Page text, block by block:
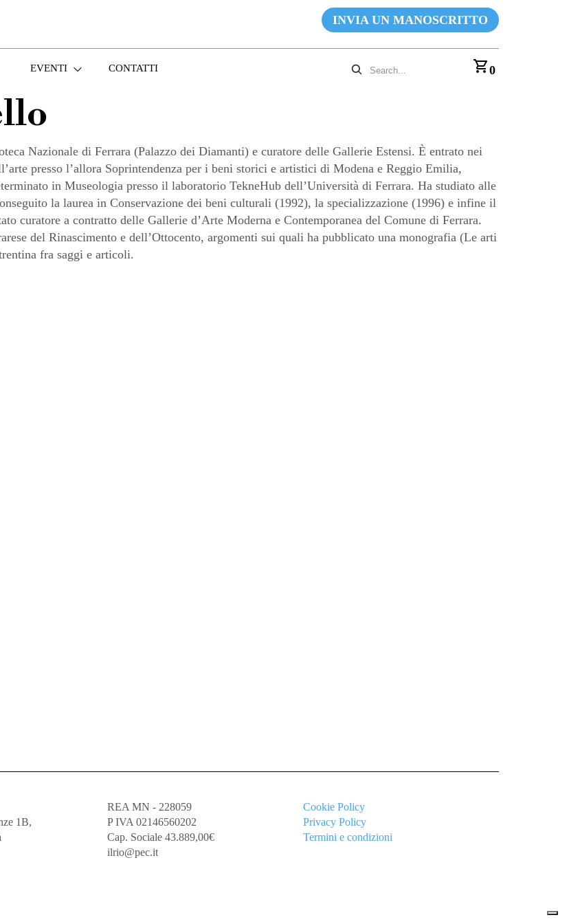
INVIA UN MANOSCRITTO
EVENTI CONTATTI 0
Nazionale di Ferrara (Palazzo dei Diamanti) e curatore delle Gallerie Estensi. È entrato nei
presso l’allora Soprintendenza per i beni storici e artistici di Modena e Reggio Emilia,
in Museologia presso il laboratorio TekneHub dell’Università di Ferrara. Ha studiato alle
la laurea in Conservazione dei beni culturali (1992), la specializzazione (1996) e infine il
curatore a contratto delle Gallerie d’Arte Moderna e Contemporanea del Comune di Ferrara.
del Rinascimento e dell’Ottocento, argomenti sui quali ha pubblicato una monografia (Le arti
fra saggi e articoli.
1B,
REA MN - 228059
P IVA 02146560202
Cap. Sociale 43.889,00€
ilrio@pec.it
Cookie Policy
Privacy Policy
Termini e condizioni